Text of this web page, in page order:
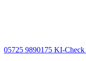
05725 9890175 KI-Check